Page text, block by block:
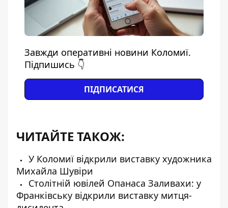
Завжди оперативні новини Коломиї.
Підпишись 👇
ПІДПИСАТИСЯ
ЧИТАЙТЕ ТАКОЖ:
У Коломиї відкрили виставку художника
Михайла Шувіри
Столітній ювілей Опанаса Заливахи: у
Франківську відкрили виставку митця-